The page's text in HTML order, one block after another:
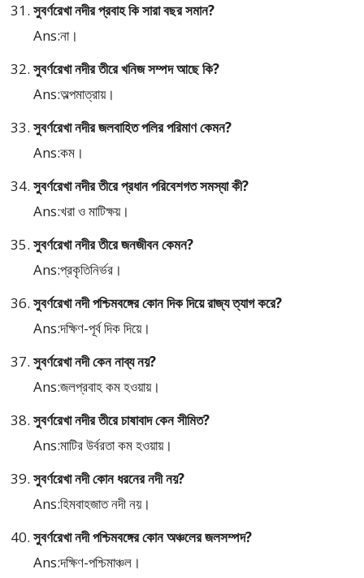
সুবর্ণরেখা নদীর প্রবাহ কি সারা বছর সমান?
Ans:না।
সুবর্ণরেখা নদীর তীরে খনিজ সম্পদ আছে কি?
Ans:অল্পমাত্রায়।
সুবর্ণরেখা নদীর জলবাহিত পলির পরিমাণ কেমন?
Ans:কম।
সুবর্ণরেখা নদীর তীরে প্রধান পরিবেশগত সমস্যা কী?
Ans:খরা ও মাটিক্ষয়।
সুবর্ণরেখা নদীর তীরে জনজীবন কেমন?
Ans:প্রকৃতিনির্ভর।
সুবর্ণরেখা নদী পশ্চিমবঙ্গের কোন দিক দিয়ে রাজ্য ত্যাগ করে?
Ans:দক্ষিণ-পূর্ব দিক দিয়ে।
সুবর্ণরেখা নদী কেন নাব্য নয়?
Ans:জলপ্রবাহ কম হওয়ায়।
সুবর্ণরেখা নদীর তীরে চাষাবাদ কেন সীমিত?
Ans:মাটির উর্বরতা কম হওয়ায়।
সুবর্ণরেখা নদী কোন ধরনের নদী নয়?
Ans:হিমবাহজাত নদী নয়।
সুবর্ণরেখা নদী পশ্চিমবঙ্গের কোন অঞ্চলের জলসম্পদ?
Ans:দক্ষিণ-পশ্চিমাঞ্চল।